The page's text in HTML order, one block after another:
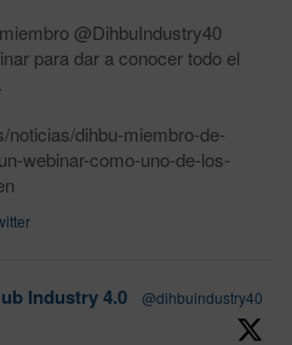
@DihbuIndustry40
para dar a conocer todo el
noticias/dihbu-miembro-de-
webinar-como-uno-de-los-
Industry 4.0
@dihbuindustry40